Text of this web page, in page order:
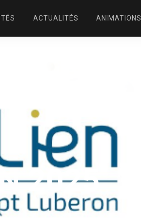
ACTUALITÉS ANIMATIONS
2025